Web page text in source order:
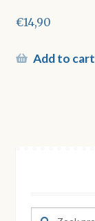
€14,90
Add to cart
Zoeken
Zoeken